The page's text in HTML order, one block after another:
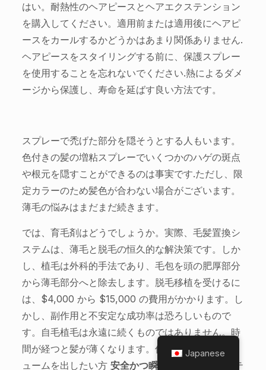
はい。耐熱性のヘアピースとヘアエクステンション
を購入してください。適用前または適用後にヘアピ
ースをカールするかどうかはあまり関係ありません.
ヘアピースをスタイリングする前に、保護スプレー
を使用することを忘れないでください.熱によるダメ
ージから保護し、寿命を延ばす良い方法です。
スプレーで禿げた部分を隠そうとする人もいます。
色付きの髪の増粘スプレーでいくつかのハゲの斑点
や根元を隠すことができるのは事実です.ただし、限
定カラーのため髪色が合わない場合がございます。
薄毛の悩みはまだまだ続きます。
では、育毛剤はどうでしょうか。実際、毛髪置換シ
ステムは、薄毛と脱毛の恒久的な解決策です。しか
し、植毛は外科的手法であり、毛包を頭の肥厚部分
から薄毛部分へと除去します。脱毛移植を受けるに
は、$4,000 から $15,000 の費用がかかります。し
かし、副作用と不安定な成功率は恐ろしいもので
す。自毛植毛は永遠に続くものではありません。時
間が経つと髪が薄くなります。低コストで髪にボリ
ュームを出したい方 安全かつ瞬時に 、ヘアエクステ
Japanese